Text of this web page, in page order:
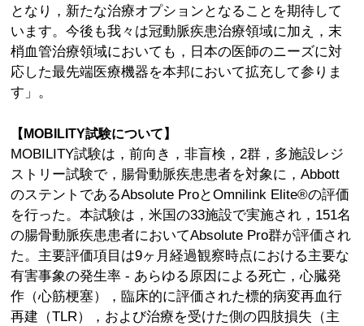
となり，新たな治療オプションとなることを期待して
います。今後も我々は冠動脈疾患治療領域に加え，末
梢血管治療領域においても，日本の医師のニーズに対
応した最先端医療機器を本邦において拡充して参りま
す」。
【MOBILITY試験について】
MOBILITY試験は，前向き，非盲検，2群，多施設レジ
ストリー試験で，腸骨動脈疾患患者を対象に，Abbott
のステントであるAbsolute ProとOmnilink Elite®の評価
を行った。本試験は，米国の33施設で実施され，151名
の腸骨動脈疾患患者においてAbsolute Pro群が評価され
た。主要評価項目は9ヶ月経過観察時点における主要な
有害事象の発生率 - あらゆる原因による死亡，心臓発
作（心筋梗塞），臨床的に評価された標的病変再血行
再建（TLR），および治療を受けた側の四肢損失（主